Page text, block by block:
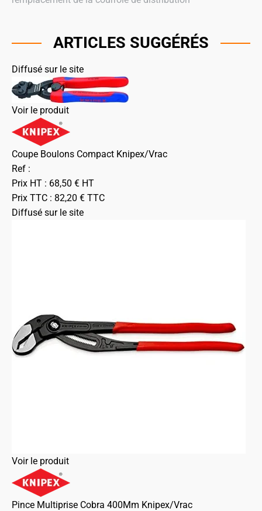
ARTICLES SUGGÉRÉS
Diffusé sur le site
Voir le produit
Coupe Boulons Compact Knipex/Vrac
Ref :
Prix HT : 68,50 € HT
Prix TTC : 82,20 € TTC
Diffusé sur le site
Voir le produit
Pince Multiprise Cobra 400Mm Knipex/Vrac